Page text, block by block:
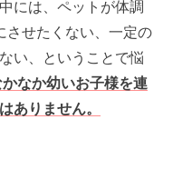
には、ペットが体調
させたくない、一定の
い、ということで悩
かなか幼いお子様を連
ありません。